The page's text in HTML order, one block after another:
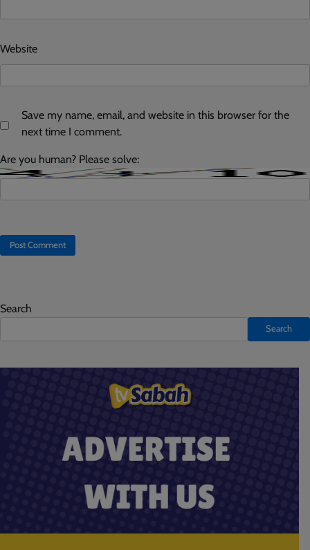
Website
Save my name, email, and website in this browser for the
next time I comment.
Are you human? Please solve:
Search
Search